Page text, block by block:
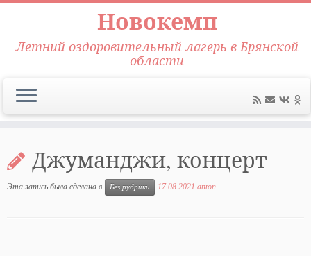
содержимому
Новокемп
Летний оздоровительный лагерь в Брянской
области
Джуманджи, концерт
Эта запись была сделана в Без рубрики 17.08.2021 anton